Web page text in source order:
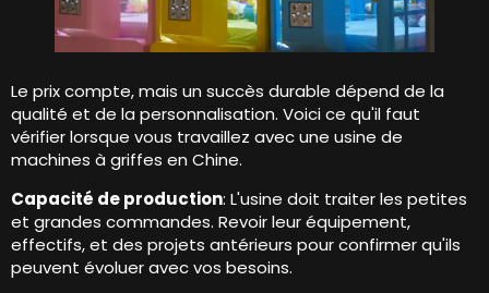
Le prix compte, mais un succès durable dépend de la
qualité et de la personnalisation. Voici ce qu'il faut
vérifier lorsque vous travaillez avec une usine de
machines à griffes en Chine.
Capacité de production: L'usine doit traiter les petites
et grandes commandes. Revoir leur équipement,
effectifs, et des projets antérieurs pour confirmer qu'ils
peuvent évoluer avec vos besoins.